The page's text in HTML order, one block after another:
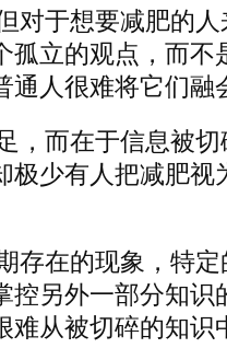
对于想要减肥的
孤立的观点，而不
通人很难将它们融
，而在于信息被
极少有人把减肥视
存在的现象，特
控另外一部分知识
难从被切碎的知识